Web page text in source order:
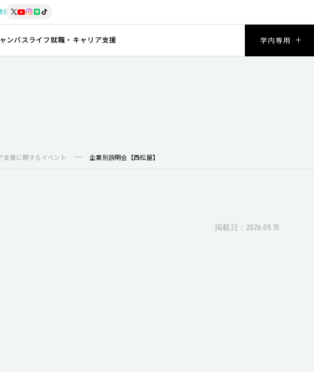
ンパスライフ就職・キャリア支援 学内専用
支援に関するイベント 企業別説明会【西松屋】
掲載日：2026.05.15